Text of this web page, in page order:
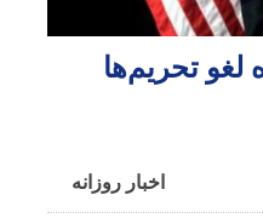
لغو تحریم‌ها
اخبار روزانه